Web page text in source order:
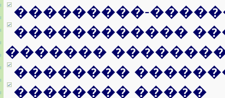
���������-
������������
�������
��������
�������� �����